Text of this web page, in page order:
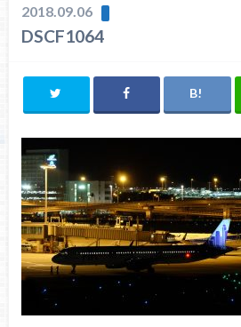
2018.09.06
DSCF1064